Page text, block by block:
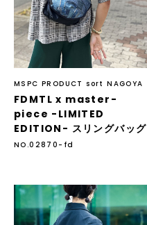
MSPC PRODUCT sort NAGOYA
FDMTL x master-
piece -LIMITED
EDITION- スリングバッグ
NO.02870-fd